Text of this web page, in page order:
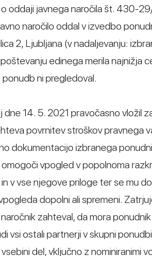
oddaji javnega naročila št. 430-
naročilo oddal v izvedbo
2, Ljubljana (v nadaljevanju:
edinega merila najnižja
ni pregledoval.
14. 5. 2021 pravočasno vložil
povrnitev stroškov pravnega
dokumentacijo izbranega
vpogled v popolnoma
v vse njegove priloge ter se mu
dopolni ali spremeni.
zahteval, da mora
vsi ostali partnerji v skupni
del, vključno z nominiranimi